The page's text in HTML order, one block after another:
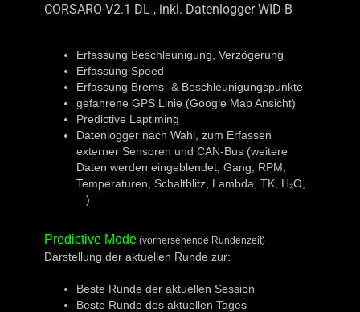
CORSARO-V2.1 DL , inkl. Datenlogger WID-B
Erfassung Beschleunigung, Verzögerung
Erfassung Speed
Erfassung Brems- & Beschleunigungspunkte
gefahrene GPS Linie (Google Map Ansicht)
Predictive Laptiming
Datenlogger nach Wahl, zum Erfassen
externer Sensoren und CAN-Bus (weitere
Daten werden eingeblendet, Gang, RPM,
Temperaturen, Schaltblitz, Lambda, TK, H₂O,
...)
Predictive Mode (vorhersehende Rundenzeit)
Darstellung der aktuellen Runde zur:
Beste Runde der aktuellen Session
Beste Runde des aktuellen Tages